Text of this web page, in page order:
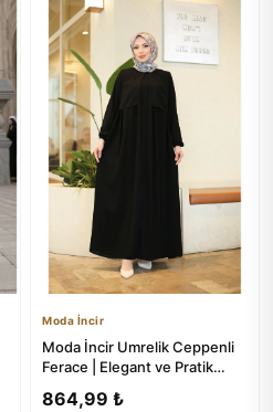
Moda İncir
Moda İncir Umrelik Ceppenli
Ferace | Elegant ve Pratik
864,99 ₺